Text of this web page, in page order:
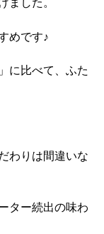
めです♪
に比べて、ふた
わりは間違いな
ター続出の味わ